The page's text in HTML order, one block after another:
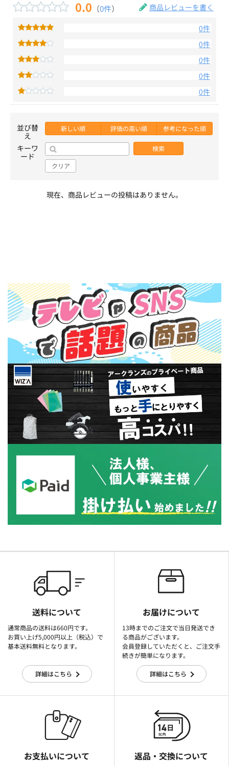
0.0 （0件） 商品レビューを書く
0件
0件
0件
0件
0件
並び替
え
新しい順 評価の高い順 参考になった順
キーワ
ード
検索
クリア
現在、商品レビューの投稿はありません。
送料について
通常商品の送料は660円です。
お買い上げ5,000円以上（税込）で
基本送料無料となります。
詳細はこちら
お届けについて
13時までのご注文で当日発送でき
る商品がございます。
会員登録していただくと、ご注文手
続きが簡単になります。
詳細はこちら
お支払いについて 返品・交換について